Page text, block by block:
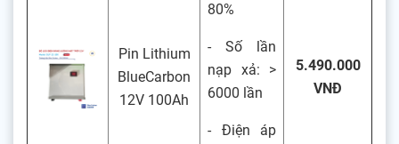
Pin Lithium
BlueCarbon
12V 100Ah
80%
- Số lần
nạp xả: >
6000 lần
- Điện áp
5.490.000
VNĐ